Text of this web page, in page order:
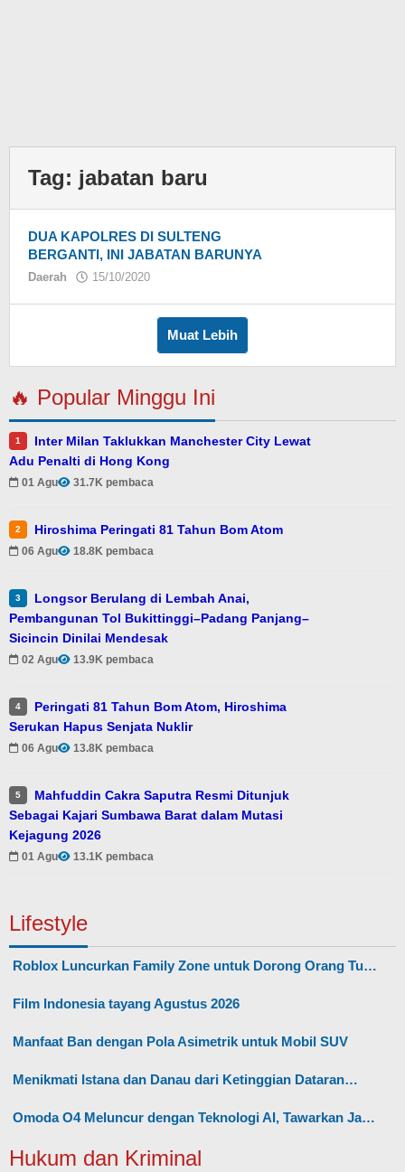
Tag: jabatan baru
DUA KAPOLRES DI SULTENG
BERGANTI, INI JABATAN BARUNYA
Daerah 15/10/2020
Muat Lebih
🔥 Popular Minggu Ini
1
Inter Milan Taklukkan Manchester City Lewat
Adu Penalti di Hong Kong
01 Agu 31.7K pembaca
2 Hiroshima Peringati 81 Tahun Bom Atom
06 Agu 18.8K pembaca
3
Longsor Berulang di Lembah Anai,
Pembangunan Tol Bukittinggi–Padang Panjang–
Sicincin Dinilai Mendesak
02 Agu 13.9K pembaca
4
Peringati 81 Tahun Bom Atom, Hiroshima
Serukan Hapus Senjata Nuklir
06 Agu 13.8K pembaca
5
Mahfuddin Cakra Saputra Resmi Ditunjuk
Sebagai Kajari Sumbawa Barat dalam Mutasi
Kejagung 2026
01 Agu 13.1K pembaca
Lifestyle
Roblox Luncurkan Family Zone untuk Dorong Orang Tu…
Film Indonesia tayang Agustus 2026
Manfaat Ban dengan Pola Asimetrik untuk Mobil SUV
Menikmati Istana dan Danau dari Ketinggian Dataran…
Omoda O4 Meluncur dengan Teknologi AI, Tawarkan Ja…
Hukum dan Kriminal